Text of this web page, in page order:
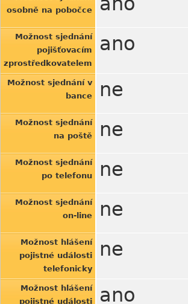
osobně na pobočce
Možnost sjednání
pojišťovacím
zprostředkovatelem
ano
Možnost sjednání v
bance
ne
Možnost sjednání
na poště
ne
Možnost sjednání
po telefonu
ne
Možnost sjednání
on-line
ne
Možnost hlášení
pojistné události
telefonicky
ne
Možnost hlášení
pojistné události
ano